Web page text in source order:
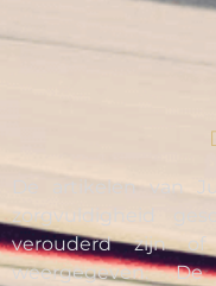
De artikelen van
zorgvuldigheid
verouderd zijn
weergegeven.